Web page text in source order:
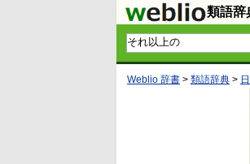
類語辞
Weblio 辞書 > 類語辞典 >